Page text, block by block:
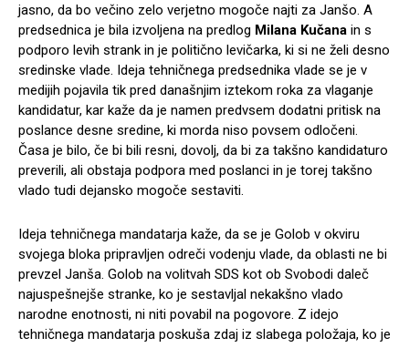
jasno, da bo večino zelo verjetno mogoče najti za Janšo. A
predsednica je bila izvoljena na predlog Milana Kučana in s
podporo levih strank in je politično levičarka, ki si ne želi desno
sredinske vlade. Ideja tehničnega predsednika vlade se je v
medijih pojavila tik pred današnjim iztekom roka za vlaganje
kandidatur, kar kaže da je namen predvsem dodatni pritisk na
poslance desne sredine, ki morda niso povsem odločeni.
Časa je bilo, če bi bili resni, dovolj, da bi za takšno kandidaturo
preverili, ali obstaja podpora med poslanci in je torej takšno
vlado tudi dejansko mogoče sestaviti.
Ideja tehničnega mandatarja kaže, da se je Golob v okviru
svojega bloka pripravljen odreči vodenju vlade, da oblasti ne bi
prevzel Janša. Golob na volitvah SDS kot ob Svobodi daleč
najuspešnejše stranke, ko je sestavljal nekakšno vlado
narodne enotnosti, ni niti povabil na pogovore. Z idejo
tehničnega mandatarja poskuša zdaj iz slabega položaja, ko je